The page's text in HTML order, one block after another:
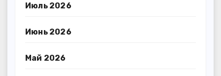
Июль 2026
Июнь 2026
Май 2026